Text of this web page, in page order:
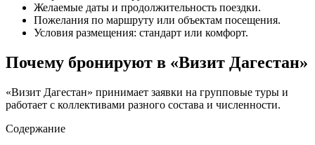
Желаемые даты и продолжительность поездки.
Пожелания по маршруту или объектам посещения.
Условия размещения: стандарт или комфорт.
Почему бронируют в «Визит Дагестан»
«Визит Дагестан» принимает заявки на групповые туры и
работает с коллективами разного состава и численности.
Содержание